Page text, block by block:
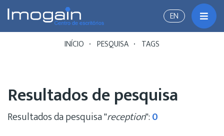
EN
INÍCIO PESQUISA TAGS
Resultados de pesquisa
Resultados da pesquisa "reception":0